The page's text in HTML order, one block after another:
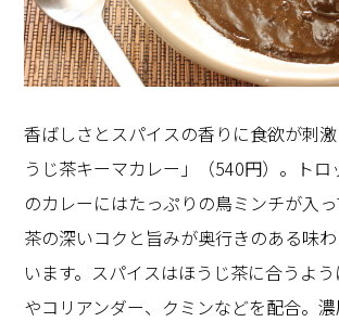
香ばしさとスパイスの香りに食欲が刺
うじ茶キーマカレー」（540円）。ト
のカレーにはたっぷりの鳥ミンチが入
茶の深いコクと旨みが奥行きのある味
います。スパイスはほうじ茶に合うよ
やコリアンダー、クミンなどを配合。